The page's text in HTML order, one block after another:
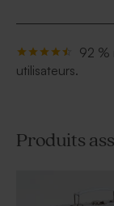
92 %
utilisateurs.
Produits